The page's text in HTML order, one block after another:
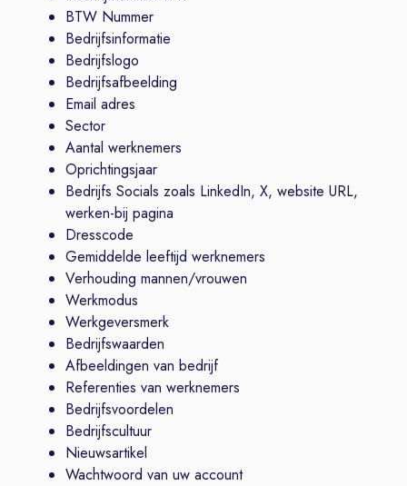
BTW Nummer
Bedrijfsinformatie
Bedrijfslogo
Bedrijfsafbeelding
Email adres
Sector
Aantal werknemers
Oprichtingsjaar
Bedrijfs Socials zoals LinkedIn, X, website URL,
werken-bij pagina
Dresscode
Gemiddelde leeftijd werknemers
Verhouding mannen/vrouwen
Werkmodus
Werkgeversmerk
Bedrijfswaarden
Afbeeldingen van bedrijf
Referenties van werknemers
Bedrijfsvoordelen
Bedrijfscultuur
Nieuwsartikel
Wachtwoord van uw account